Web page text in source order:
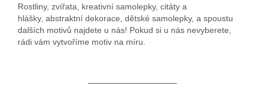
Rostliny, zvířata, kreativní samolepky, citáty a
hlášky, abstraktní dekorace, dětské samolepky, a spoustu
dalších motivů najdete u nás! Pokud si u nás nevyberete,
rádi vám vytvoříme motiv na míru.